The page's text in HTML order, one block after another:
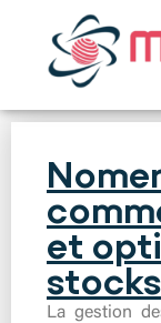
et
stocks
La gestion